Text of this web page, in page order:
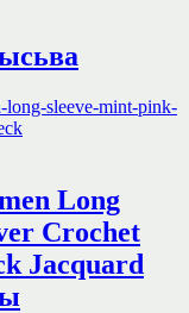
Long
Crochet
Jacquard